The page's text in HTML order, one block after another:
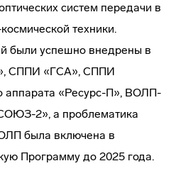
систем передачи в
техники.
были успешно внедрены в
СППИ «ГСА», СППИ
«Ресурс-П», ВОЛП-
2», а проблематика
была включена в
Программу до 2025 года.